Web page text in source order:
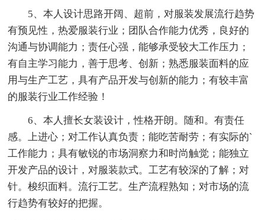
5、本人设计思路开阔、超前，对服装发展流行趋势
有预见性，热爱服装行业；团队合作能力优秀，良好的
沟通与协调能力；责任心强，能够承受较大工作压力；
有自主学习能力，善于思考、创新；熟悉服装面料的应
用与生产工艺，具有产品开发与创新的能力；有较丰富
的服装行业工作经验！
6、本人擅长女装设计，性格开朗。随和。有责任
感。上进心；对工作认真负责；能吃苦耐劳；有实际的`
工作能力；具有敏锐的市场洞察力和时尚触觉；能独立
开发产品的设计，对服装款式。工艺有较深的了解；对
针。梭织面料。流行工艺。生产流程熟知；对市场的流
行趋势有较好的把握。